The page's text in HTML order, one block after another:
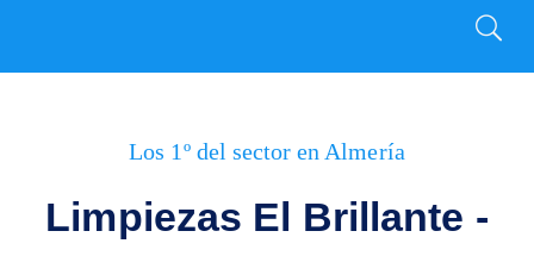
Los 1º del sector en Almería
Limpiezas El Brillante -